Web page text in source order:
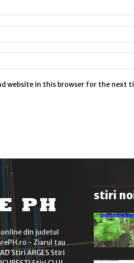
website in this browser for the next
din judetul
- Ziarul tau
Stiri ARGES Stiri
stiri